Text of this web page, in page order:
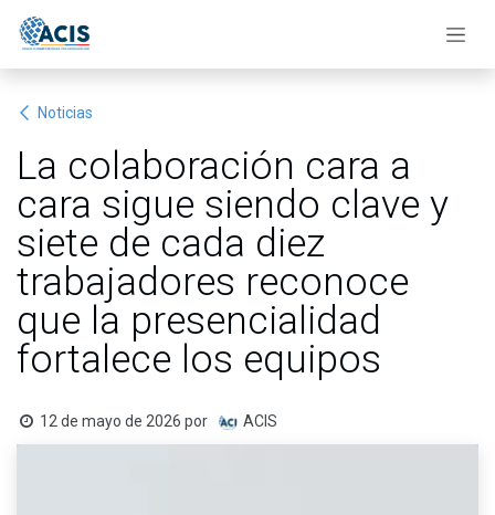
Noticias
La colaboración cara a
cara sigue siendo clave y
siete de cada diez
trabajadores reconoce
que la presencialidad
fortalece los equipos
12 de mayo de 2026 por ACIS